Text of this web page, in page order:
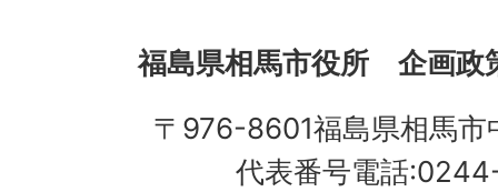
福島県相馬市役所 企画政
〒976-8601福島県相馬
代表番号電話